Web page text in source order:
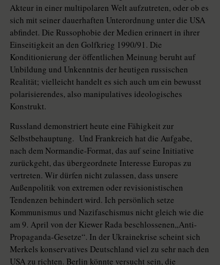
Akteur in einer multipolaren Welt aufzutreten, oder ob es
sich mit seiner dauerhaften Unterordnung unter die USA
abfindet. Die Russophobie der Medien erinnert in ihrer
Einseitigkeit an den Golfkrieg 1990/91. Die
Konditionierung der öffentlichen Meinung beruht auf
Unbildung und Unkenntnis der heutigen russischen
Realität; vielleicht handelt es sich auch um ein bewusst
polarisierendes, also manipulatives ideologisches
Konstrukt.
Russland demonstriert heute eine Fähigkeit zur
Selbstbehauptung. Und Frankreich hat die Aufgabe,
nach dem Normandie-Format, das auf seine Initiative
zurückgeht, das übergeordnete Interesse Europas zu
vertreten. Wir dürfen nicht zulassen, dass unsere
Außenpolitik von extremen oder revisionistischen
Tendenzen behindert wird. Ich persönlich setze
Kommunismus und Nazifaschismus nicht gleich wie die
am 9. April von der Kiewer Rada beschlossenen„Anti-
Propaganda-Gesetze“. In der Ukrainekrise scheint sich
Merkels konservatives Deutschland viel zu sehr nach den
USA zu richten. Berlin könnte versucht sein, die